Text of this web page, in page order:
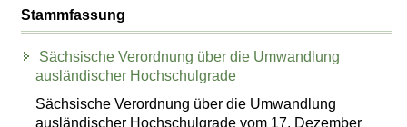
Stammfassung
Sächsische Verordnung über die Umwandlung
ausländischer Hochschulgrade
Sächsische Verordnung über die Umwandlung
ausländischer Hochschulgrade vom 17. Dezember